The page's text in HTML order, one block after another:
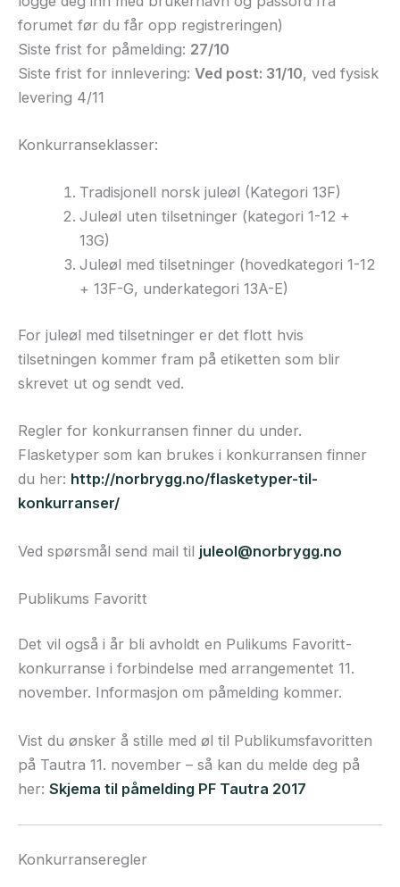
forumet før du får opp registreringen)
Siste frist for påmelding: 27/10
Siste frist for innlevering: Ved post: 31/10, ved fysisk
levering 4/11
Konkurranseklasser:
Tradisjonell norsk juleøl (Kategori 13F)
Juleøl uten tilsetninger (kategori 1-12 +
13G)
Juleøl med tilsetninger (hovedkategori 1-12
+ 13F-G, underkategori 13A-E)
For juleøl med tilsetninger er det flott hvis
tilsetningen kommer fram på etiketten som blir
skrevet ut og sendt ved.
Regler for konkurransen finner du under.
Flasketyper som kan brukes i konkurransen finner
du her: http://norbrygg.no/flasketyper-til-
konkurranser/
Ved spørsmål send mail til juleol@norbrygg.no
Publikums Favoritt
Det vil også i år bli avholdt en Pulikums Favoritt-
konkurranse i forbindelse med arrangementet 11.
november. Informasjon om påmelding kommer.
Vist du ønsker å stille med øl til Publikumsfavoritten
på Tautra 11. november – så kan du melde deg på
her: Skjema til påmelding PF Tautra 2017
Konkurranseregler